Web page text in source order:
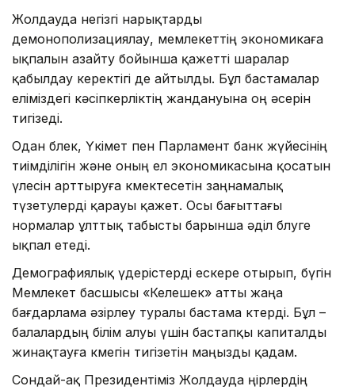
Жолдауда негізгі нарықтарды
демонополизациялау, мемлекеттің экономикаға
ықпалын азайту бойынша қажетті шаралар
қабылдау керектігі де айтылды. Бұл бастамалар
еліміздегі кәсіпкерліктің жандануына оң әсерін
тигізеді.
Одан бөлек, Үкімет пен Парламент банк жүйесінің
тиімділігін және оның ел экономикасына қосатын
үлесін арттыруға көмектесетін заңнамалық
түзетулерді қарауы қажет. Осы бағыттағы
нормалар ұлттық табысты барынша әділ бөлуге
ықпал етеді.
Демографиялық үдерістерді ескере отырып, бүгін
Мемлекет басшысы «Келешек» атты жаңа
бағдарлама әзірлеу туралы бастама көтерді. Бұл –
балалардың білім алуы үшін бастапқы капиталды
жинақтауға көмегін тигізетін маңызды қадам.
Сондай-ақ Президентіміз Жолдауда өңірлердің